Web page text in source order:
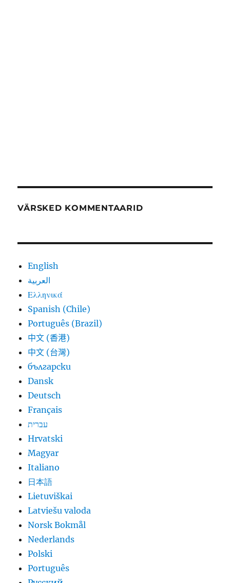
VÄRSKED KOMMENTAARID
English
العربية
Ελληνικά
Spanish (Chile)
Português (Brazil)
中文 (香港)
中文 (台灣)
български
Dansk
Deutsch
Français
עברית
Hrvatski
Magyar
Italiano
日本語
Lietuviškai
Latviešu valoda
Norsk Bokmål
Nederlands
Polski
Português